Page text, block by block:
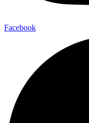
Facebook